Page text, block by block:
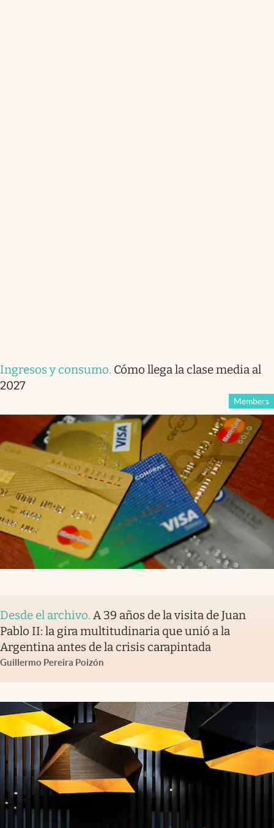
Ingresos y consumo. Cómo llega la clase media al
2027
Members
Desde el archivo. A 39 años de la visita de Juan
Pablo II: la gira multitudinaria que unió a la
Argentina antes de la crisis carapintada
Guillermo Pereira Poizón